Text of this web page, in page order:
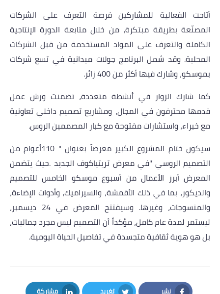
أتاحت الفعالية للمشاركين فرصة التعرف على الشركات
المصنّعة بطريقة مبتكرة، من خلال متابعة الدورة الإنتاجية
الكاملة والتعرف على المواد المستخدمة من قبل الشركات
المحلية. وقد شمل البرنامج جولات ميدانية في تسع شركات
بموسكو، وشارك فيها أكثر من 400 زائر
.
كما شارك الزوار في أنشطة متعددة، تضمنت ورش عمل
قدمها محترفون في المجال، ومشاريع تصميم داخلي تعاونية
مع خبراء، واستشارات مفتوحة مع كبار المصممين الروس.
سيكون ختام المشروع الكبير معرضاً بعنوان " 110أعوام من
التصميم الروسي "في معرض تريتياكوف الجديد .حيث يتضمن
المعرض أبرز الأعمال من أسبوع موسكو الخامس للتصميم
والديكور، بما في ذلك الأقمشة، والسيراميك، وأدوات الإضاءة،
والمنسوجات، وغيرها. وسيفتتح المعرض في 24 ديسمبر،
ليستمر لمدة عام كامل، مؤكداً أن التصميم ليس مجرد جماليات،
بل هو هوية ثقافية متجسدة في تفاصيل الحياة اليومية.
نشر تغريد مشاركة